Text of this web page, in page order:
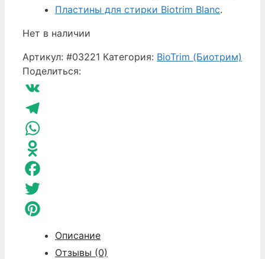
Пластины для стирки Biotrim Blanc.
Нет в наличии
Артикул: #03221 Категория: BioTrim (Биотрим)
Поделиться:
VK
Telegram
WhatsApp
Odnoklassniki
Facebook
Twitter
Описание
Отзывы (0)